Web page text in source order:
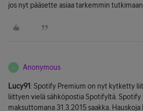
jos nyt pääsette asiaa tarkemmin
A Anonymous
Lucy91 : Spotify Premium on nyt kytketty
liittyen vielä sähköpostia Spotifyltä.
maksuttomana 31.3.2015 saakka.